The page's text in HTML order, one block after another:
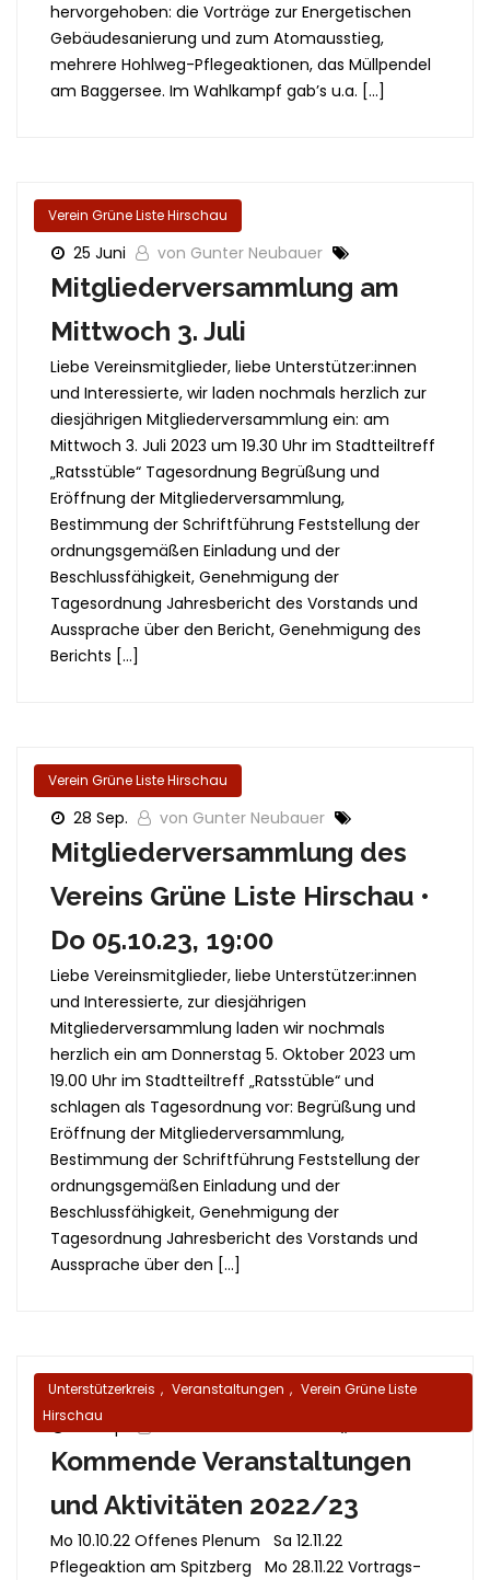
hervorgehoben: die Vorträge zur Energetischen
Gebäudesanierung und zum Atomausstieg,
mehrere Hohlweg-Pflegeaktionen, das Müllpendel
am Baggersee. Im Wahlkampf gab’s u.a. […]
Verein Grüne Liste Hirschau
25 Juni von Gunter Neubauer
Mitgliederversammlung am
Mittwoch 3. Juli
Liebe Vereinsmitglieder, liebe Unterstützer:innen
und Interessierte, wir laden nochmals herzlich zur
diesjährigen Mitgliederversammlung ein: am
Mittwoch 3. Juli 2023 um 19.30 Uhr im Stadtteiltreff
„Ratsstüble“ Tagesordnung Begrüßung und
Eröffnung der Mitgliederversammlung,
Bestimmung der Schriftführung Feststellung der
ordnungsgemäßen Einladung und der
Beschlussfähigkeit, Genehmigung der
Tagesordnung Jahresbericht des Vorstands und
Aussprache über den Bericht, Genehmigung des
Berichts […]
Verein Grüne Liste Hirschau
28 Sep. von Gunter Neubauer
Mitgliederversammlung des
Vereins Grüne Liste Hirschau •
Do 05.10.23, 19:00
Liebe Vereinsmitglieder, liebe Unterstützer:innen
und Interessierte, zur diesjährigen
Mitgliederversammlung laden wir nochmals
herzlich ein am Donnerstag 5. Oktober 2023 um
19.00 Uhr im Stadtteiltreff „Ratsstüble“ und
schlagen als Tagesordnung vor: Begrüßung und
Eröffnung der Mitgliederversammlung,
Bestimmung der Schriftführung Feststellung der
ordnungsgemäßen Einladung und der
Beschlussfähigkeit, Genehmigung der
Tagesordnung Jahresbericht des Vorstands und
Aussprache über den […]
Unterstützerkreis , Veranstaltungen , Verein Grüne Liste
Hirschau
26 Sep. von Gunter Neubauer
Kommende Veranstaltungen
und Aktivitäten 2022/23
Mo 10.10.22 Offenes Plenum Sa 12.11.22
Pflegeaktion am Spitzberg Mo 28.11.22 Vortrags-